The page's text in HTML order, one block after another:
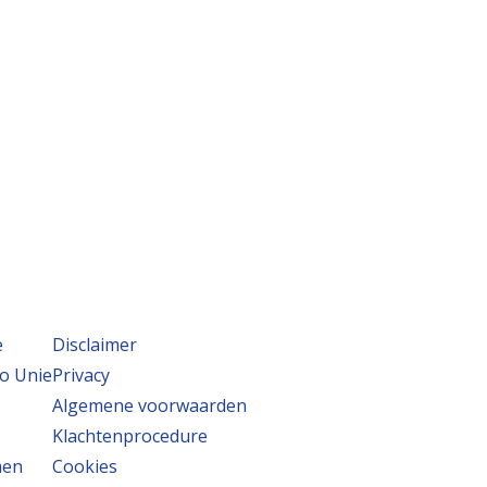
Unie
Disclaimer
Privacy
Algemene voorwaarden
Klachtenprocedure
Cookies